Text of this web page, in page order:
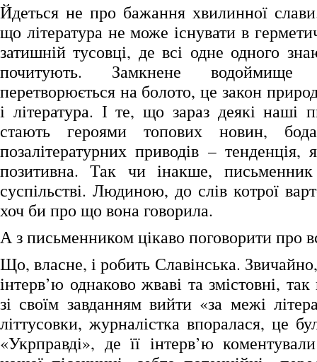
Йдеться не про бажання хвилинної
що література не може існувати в
затишній тусовці, де всі одне одного
почитують. Замкнене водоймище
перетворюється на болото, це закон
і література. І те, що зараз деякі наші
стають героями топових новин,
позалітературних приводів –
позитивна. Так чи інакше,
суспільстві. Людиною, до слів котрої
хоч би про що вона говорила.
А з письменником цікаво поговорити про
Що, власне, і робить Славінська. Звичайно,
інтерв’ю однаково жваві та змістовні,
зі своїм завданням вийти «за межі
літтусовки, журналістка впоралася, це
«Укрправді», де її інтерв’ю